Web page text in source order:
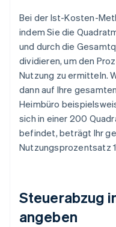
Bei der Ist-Kosten-
indem Sie die
und durch die
dividieren, um den
Nutzung zu ermitteln.
dann auf Ihre
Heimbüro
sich in einer 200
befindet, beträgt Ihr
Nutzungsprozentsatz
Steuerabzug
angeben